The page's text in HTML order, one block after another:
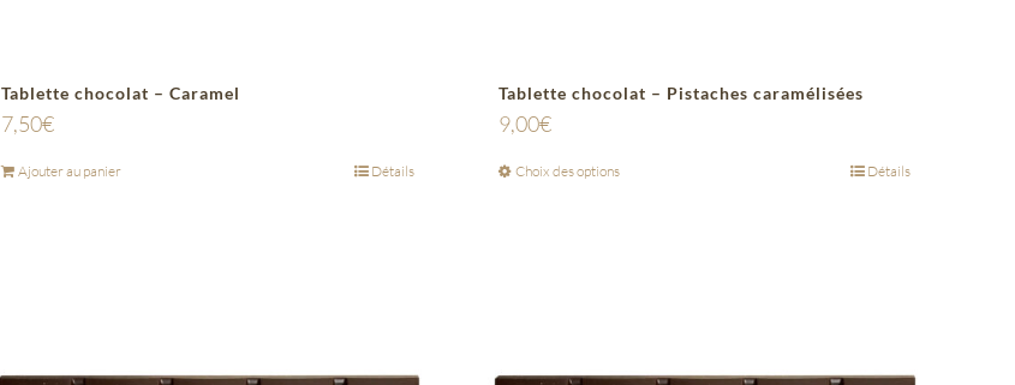
Tablette chocolat – Caramel
7,50€
Ajouter au panier Détails
Tablette chocolat – Pistaches caramélisées
9,00€
Choix des options Détails